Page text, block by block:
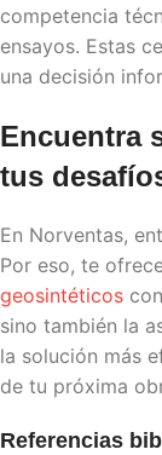
competencia
ensayos. Estas
una decisión
Encuentra
tus
En Norventas,
Por eso, te
geosintéticos
sino también la
la solución más
de tu próxima
Referencias